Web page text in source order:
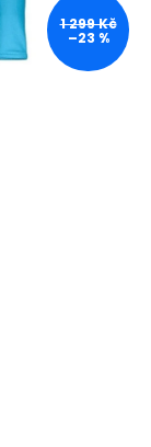
1 299 Kč
–23 %